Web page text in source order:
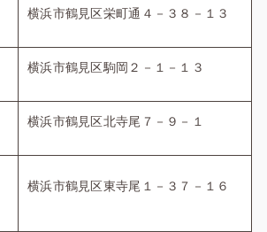
横浜市鶴見区栄町通４－３８－１３
横浜市鶴見区駒岡２－１－１３
横浜市鶴見区北寺尾７－９－１
横浜市鶴見区東寺尾１－３７－１６